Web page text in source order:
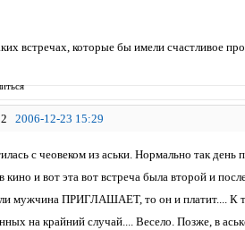
встречах, которые бы имели счастливое
2 2006-12-23 15:29
с чеовеком из аськи. Нормально так
кино и вот эта вот встреча была второй и
мужчина ПРИГЛАШАЕТ, то он и платит.... К
на крайний случай.... Весело. Позже, в